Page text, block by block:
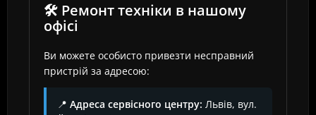
🛠️ Ремонт техніки в нашому
офісі
Ви можете особисто привезти несправний
пристрій за адресою:
📍 Адреса сервісного центру: Львів, вул.